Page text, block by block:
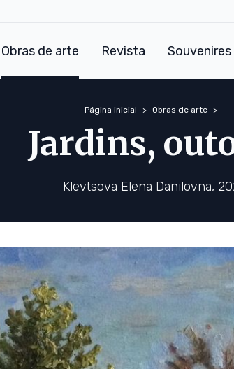
Obras de arte Revista Souvenires
Página inicial Obras de arte
Jardins,
Klevtsova Elena Danilovna,